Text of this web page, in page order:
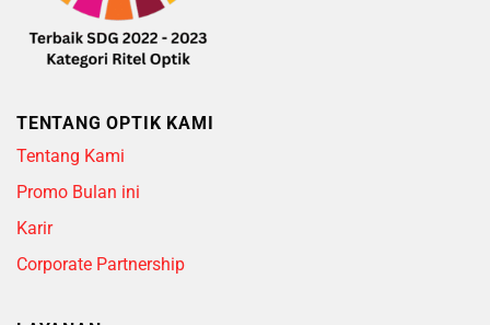
TENTANG OPTIK KAMI
Tentang Kami
Promo Bulan ini
Karir
Corporate Partnership